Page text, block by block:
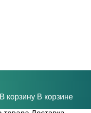
В корзину В корзине